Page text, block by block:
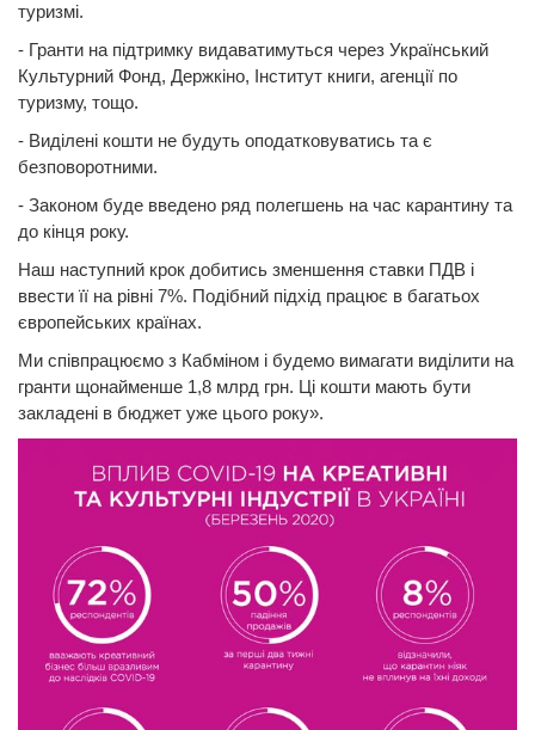
туризмі.
- Гранти на підтримку видаватимуться через Український
Культурний Фонд, Держкіно, Інститут книги, агенції по
туризму, тощо.
- Виділені кошти не будуть оподатковуватись та є
безповоротними.
- Законом буде введено ряд полегшень на час карантину та
до кінця року.
Наш наступний крок добитись зменшення ставки ПДВ і
ввести її на рівні 7%. Подібний підхід працює в багатьох
європейських країнах.
Ми співпрацюємо з Кабміном і будемо вимагати виділити на
гранти щонайменше 1,8 млрд грн. Ці кошти мають бути
закладені в бюджет уже цього року».